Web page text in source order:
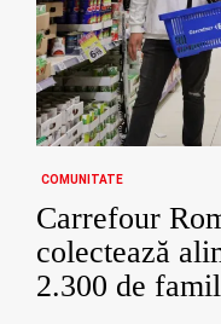
COMUNITATE
Carrefour
colectează
2.300 de